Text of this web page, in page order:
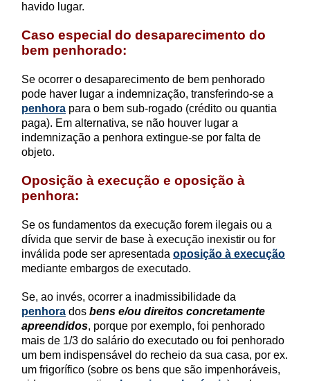
havido lugar.
Caso especial do desaparecimento do
bem penhorado:
Se ocorrer o desaparecimento de bem penhorado
pode haver lugar a indemnização, transferindo-se a
penhora para o bem sub-rogado (crédito ou quantia
paga). Em alternativa, se não houver lugar a
indemnização a penhora extingue-se por falta de
objeto.
Oposição à execução e oposição à
penhora:
Se os fundamentos da execução forem ilegais ou a
dívida que servir de base à execução inexistir ou for
inválida pode ser apresentada oposição à execução
mediante embargos de executado.
Se, ao invés, ocorrer a inadmissibilidade da
penhora dos bens e/ou direitos concretamente
apreendidos, porque por exemplo, foi penhorado
mais de 1/3 do salário do executado ou foi penhorado
um bem indispensável do recheio da sua casa, por ex.
um frigorífico (sobre os bens que são impenhoráveis,